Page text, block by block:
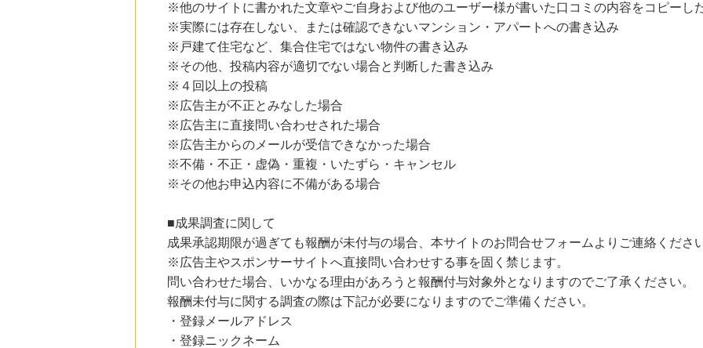
※他のサイトに書かれた文章やご自身および他のユーザー様が書いた口コミの内容をコピーし
※実際には存在しない、または確認できないマンション・アパートへの書き込み
※戸建て住宅など、集合住宅ではない物件の書き込み
※その他、投稿内容が適切でない場合と判断した書き込み
※４回以上の投稿
※広告主が不正とみなした場合
※広告主に直接問い合わせされた場合
※広告主からのメールが受信できなかった場合
※不備・不正・虚偽・重複・いたずら・キャンセル
※その他お申込内容に不備がある場合
■成果調査に関して
成果承認期限が過ぎても報酬が未付与の場合、本サイトのお問合せフォームよりご連絡くださ
※広告主やスポンサーサイトへ直接問い合わせする事を固く禁じます。
問い合わせた場合、いかなる理由があろうと報酬付与対象外となりますのでご了承ください。
報酬未付与に関する調査の際は下記が必要になりますのでご準備ください。
・登録メールアドレス
・登録ニックネーム